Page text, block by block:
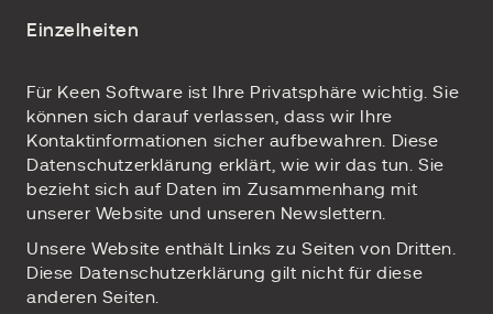
Einzelheiten
Für Keen Software ist Ihre Privatsphäre wichtig. Sie
können sich darauf verlassen, dass wir Ihre
Kontaktinformationen sicher aufbewahren. Diese
Datenschutzerklärung erklärt, wie wir das tun. Sie
bezieht sich auf Daten im Zusammenhang mit
unserer Website und unseren Newslettern.
Unsere Website enthält Links zu Seiten von Dritten.
Diese Datenschutzerklärung gilt nicht für diese
anderen Seiten.